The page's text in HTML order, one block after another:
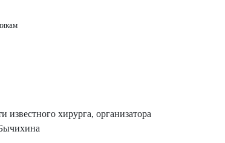
хирурга, организатора